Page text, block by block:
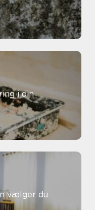
i din
vælger du